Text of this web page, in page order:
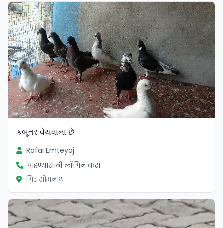
કબૂતર વેચવાના છે
Rafai Emteyaj
पाहण्यासाठी लॉगिन करा
गिर सोमनाथ